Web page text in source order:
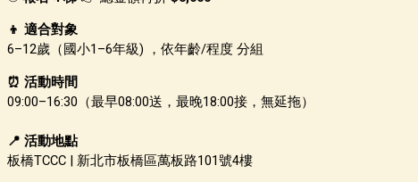
👦 適合對象
6–12歲（國小1–6年級) ，依年齡/程度 分組
⏰ 活動時間
09:00–16:30（最早08:00送，最晚18:00接，無延拖）
📍 活動地點
板橋TCCC | 新北市板橋區萬板路101號4樓